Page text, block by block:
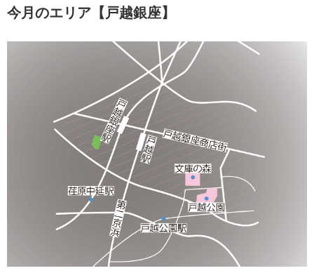
今月のエリア【戸越銀座】